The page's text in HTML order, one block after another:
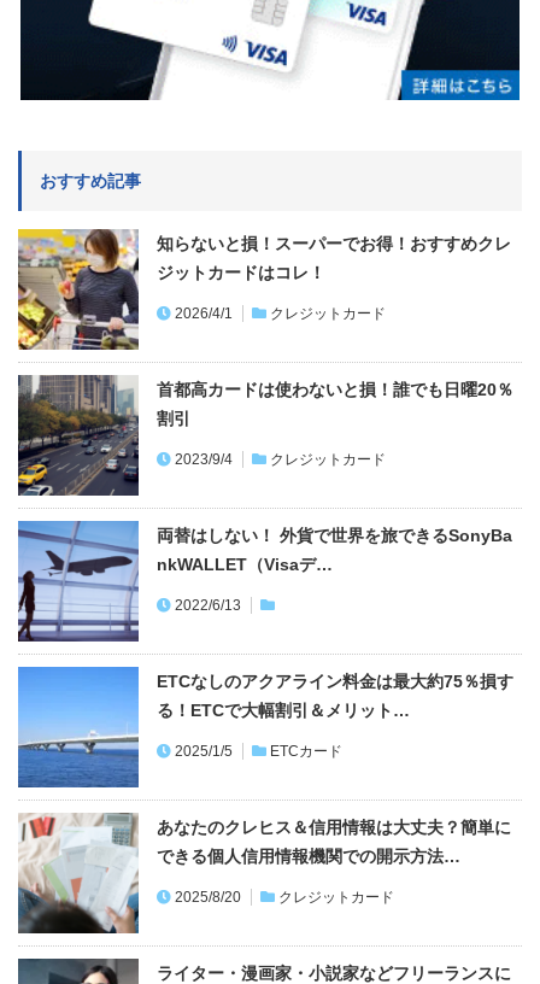
おすすめ記事
知らないと損！スーパーでお得！おすすめクレ
ジットカードはコレ！
2026/4/1 クレジットカード
首都高カードは使わないと損！誰でも日曜20％
割引
2023/9/4 クレジットカード
両替はしない！ 外貨で世界を旅できるSonyBa
nkWALLET（Visaデ…
2022/6/13
ETCなしのアクアライン料金は最大約75％損す
る！ETCで大幅割引＆メリット…
2025/1/5 ETCカード
あなたのクレヒス＆信用情報は大丈夫？簡単に
できる個人信用情報機関での開示方法…
2025/8/20 クレジットカード
ライター・漫画家・小説家などフリーランスに